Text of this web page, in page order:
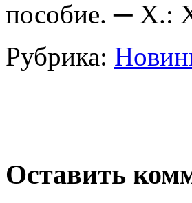
пособие. ─ Х.:
Рубрика:
Оставить